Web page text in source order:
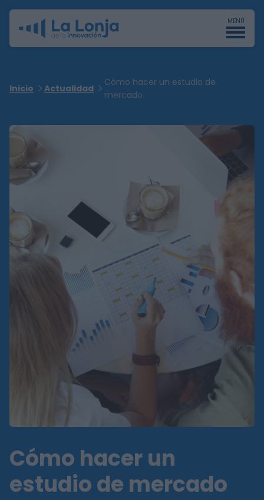
MENÚ
Inicio Actualidad
Cómo hacer un estudio de
mercado
Cómo hacer un
estudio de mercado